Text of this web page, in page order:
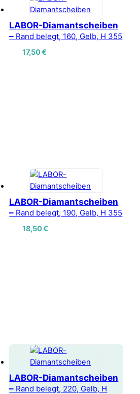
LABOR-Diamantscheiben
– Rand belegt, 160, Gelb, H 355
17,50€
LABOR-Diamantscheiben
– Rand belegt, 190, Gelb, H 355
18,50€
LABOR-Diamantscheiben
– Rand belegt, 220, Gelb, H